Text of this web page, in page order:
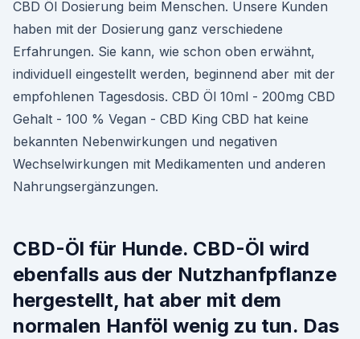
CBD Öl Dosierung beim Menschen. Unsere Kunden
haben mit der Dosierung ganz verschiedene
Erfahrungen. Sie kann, wie schon oben erwähnt,
individuell eingestellt werden, beginnend aber mit der
empfohlenen Tagesdosis. CBD Öl 10ml - 200mg CBD
Gehalt - 100 % Vegan - CBD King CBD hat keine
bekannten Nebenwirkungen und negativen
Wechselwirkungen mit Medikamenten und anderen
Nahrungsergänzungen.
CBD-Öl für Hunde. CBD-Öl wird
ebenfalls aus der Nutzhanfpflanze
hergestellt, hat aber mit dem
normalen Hanföl wenig zu tun. Das